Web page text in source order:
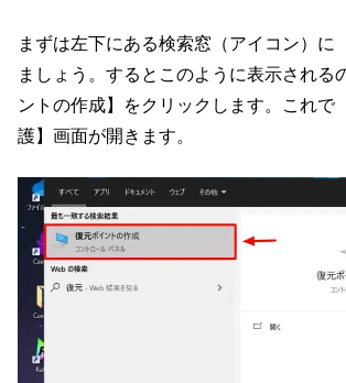
まずは左下にある検索窓（アイコン）に
ましょう。するとこのように表示される
ントの作成】をクリックします。これで
護】画面が開きます。